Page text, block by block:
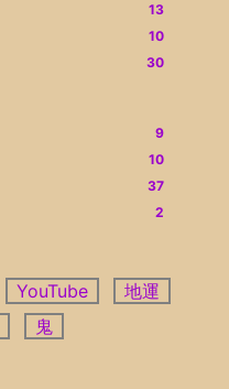
13
10
30
9
10
37
2
YouTube
地運
鬼